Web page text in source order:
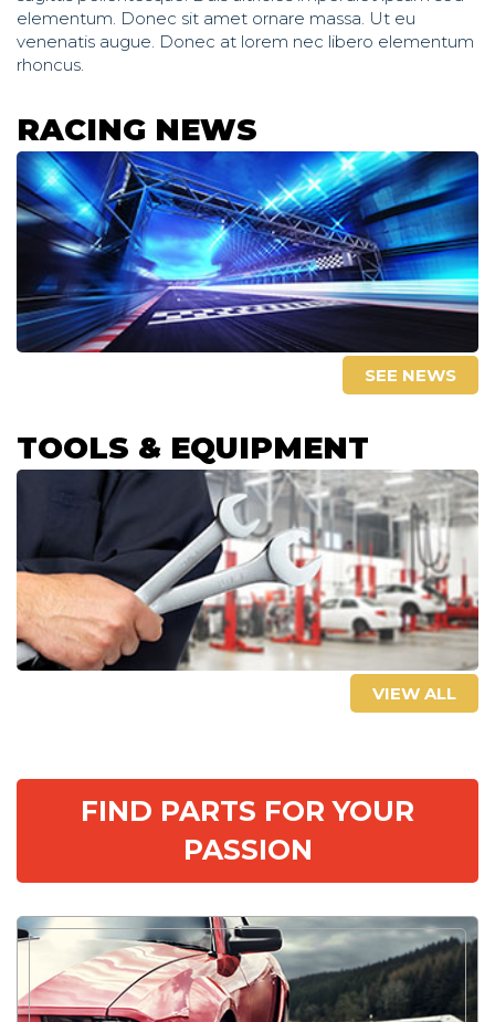
elementum. Donec sit amet ornare massa. Ut eu
venenatis augue. Donec at lorem nec libero elementum
rhoncus.
RACING NEWS
SEE NEWS
TOOLS & EQUIPMENT
VIEW ALL
FIND PARTS FOR YOUR
PASSION